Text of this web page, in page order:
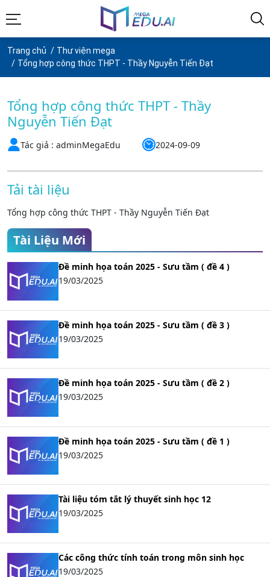
Trang chủ
Thư viện mega
Tổng hợp công thức THPT - Thầy Nguyễn Tiến Đạt
Tổng hợp công thức THPT - Thầy
Nguyễn Tiến Đạt
Tác giả : adminMegaEdu 2024-09-09
Tải tài liệu
Tổng hợp công thức THPT - Thầy Nguyễn Tiến Đạt
Tài Liệu Mới
Đề minh họa toán 2025 - Sưu tầm ( đề 4 )
19/03/2025
Đề minh họa toán 2025 - Sưu tầm ( đề 3 )
19/03/2025
Đề minh họa toán 2025 - Sưu tầm ( đề 2 )
19/03/2025
Đề minh họa toán 2025 - Sưu tầm ( đề 1 )
19/03/2025
Tài liệu tóm tắt lý thuyết sinh học 12
19/03/2025
Các công thức tính toán trong môn sinh học
19/03/2025